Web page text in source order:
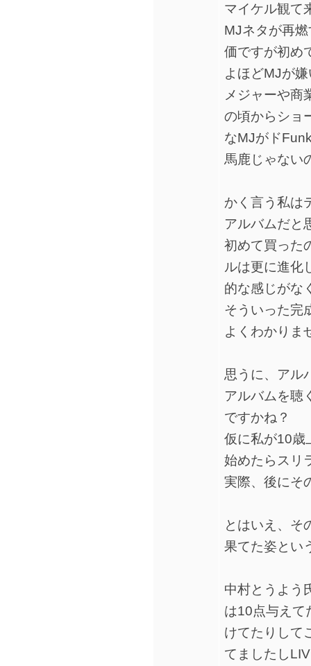
マイケル観て
MJネタが再
価ですが初め
よほどMJが
メジャーや商
の頃からショ
なMJがド
馬鹿じゃない
かく言う私は
アルバムだと
初めて買った
ルは更に進化
的な感じがな
そういった完
よくわかりま
思うに、アル
アルバムを聴
ですかね？
仮に私が10歳
始めたらスリ
実際、後にそ
とはいえ、そ
果てた姿とい
中村とうよう
は10点与えて
けてたりして
てましたし